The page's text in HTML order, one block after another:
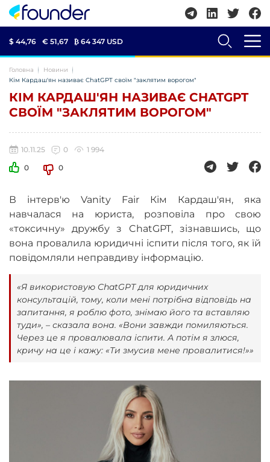
$ 44,76 € 51,67 ₿ 64 347 USD
Головна
Новини
Кім Кардаш'ян називає ChatGPT своїм "заклятим ворогом"
КІМ КАРДАШ'ЯН НАЗИВАЄ CHATGPT
СВОЇМ "ЗАКЛЯТИМ ВОРОГОМ"
10.11.25 0
1 994
0
0
В інтерв'ю Vanity Fair Кім Кардаш'ян, яка
навчалася на юриста, розповіла про свою
«токсичну» дружбу з ChatGPT, зізнавшись, що
вона провалила юридичні іспити після того, як їй
повідомляли неправдиву інформацію.
«Я використовую ChatGPT для юридичних
консультацій, тому, коли мені потрібна відповідь на
запитання, я роблю фото, знімаю його та вставляю
туди», – сказала вона. «Вони завжди помиляються.
Через це я провалювала іспити. А потім я злюся,
кричу на це і кажу: «Ти змусив мене провалитися!»»